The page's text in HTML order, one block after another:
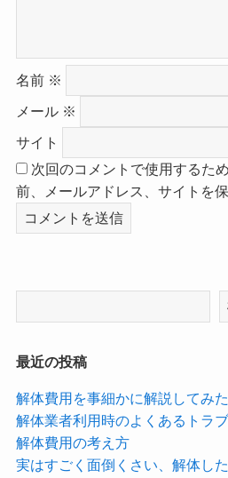
名前 ※
メール ※
サイト
次回のコメントで使用するた
前、メールアドレス、サイトを保
最近の投稿
解体費用を事細かに解説してみた
解体業者利用時のよくあるトラ
解体費用の考え方
実はすごく面倒くさい、解体し